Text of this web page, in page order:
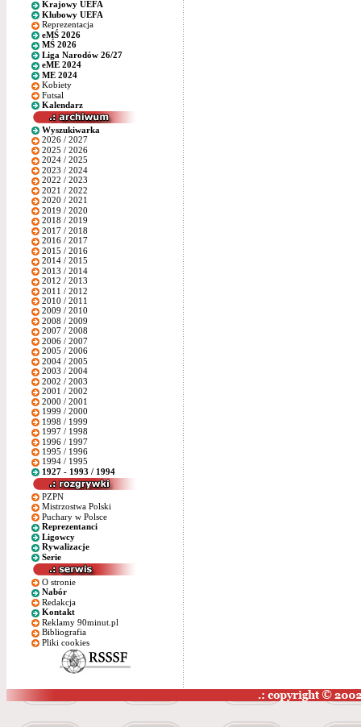
Krajowy UEFA
Klubowy UEFA
Reprezentacja
eMŚ 2026
MŚ 2026
Liga Narodów 26/27
eME 2024
ME 2024
Kobiety
Futsal
Kalendarz
Wyszukiwarka
2026 / 2027
2025 / 2026
2024 / 2025
2023 / 2024
2022 / 2023
2021 / 2022
2020 / 2021
2019 / 2020
2018 / 2019
2017 / 2018
2016 / 2017
2015 / 2016
2014 / 2015
2013 / 2014
2012 / 2013
2011 / 2012
2010 / 2011
2009 / 2010
2008 / 2009
2007 / 2008
2006 / 2007
2005 / 2006
2004 / 2005
2003 / 2004
2002 / 2003
2001 / 2002
2000 / 2001
1999 / 2000
1998 / 1999
1997 / 1998
1996 / 1997
1995 / 1996
1994 / 1995
1927 - 1993 / 1994
PZPN
Mistrzostwa Polski
Puchary w Polsce
Reprezentanci
Ligowcy
Rywalizacje
Serie
O stronie
Nabór
Redakcja
Kontakt
Reklamy 90minut.pl
Bibliografia
Pliki cookies